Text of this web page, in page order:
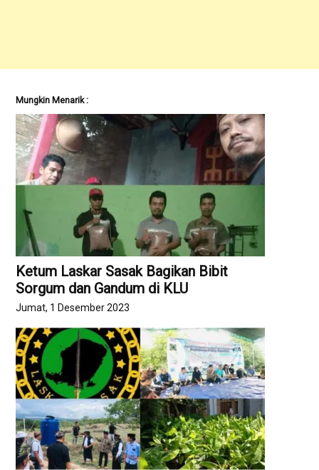
Mungkin Menarik :
Ketum Laskar Sasak Bagikan Bibit
Sorgum dan Gandum di KLU
Jumat, 1 Desember 2023